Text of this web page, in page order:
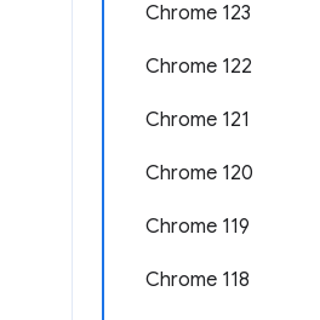
Chrome 123
Chrome 122
Chrome 121
Chrome 120
Chrome 119
Chrome 118